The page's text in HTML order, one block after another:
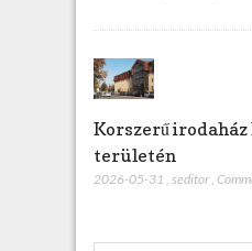
Korszerű irodaház
területén
2026-05-31 seditor